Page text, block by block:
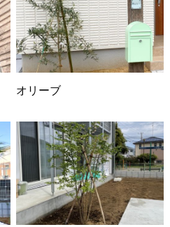
オリーブ